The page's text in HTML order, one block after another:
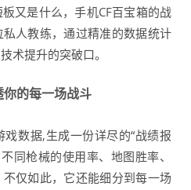
又是什么，手机CF百宝箱的战
人教练，通过精准的数据统计
术提升的突破口。
的每一场战斗
数据,生成一份详尽的“战绩报
同枪械的使用率、地图胜率、
仅如此，它还能细分到每一场